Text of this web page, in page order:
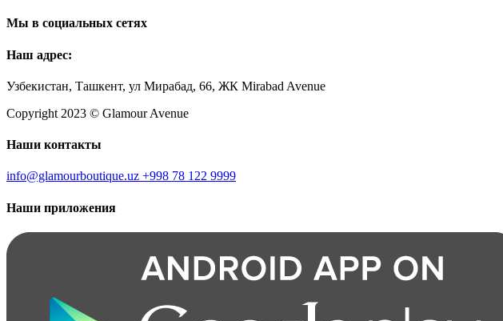
Мы в социальных сетях
Наш адрес:
Узбекистан, Ташкент, ул Мирабад, 66, ЖК Mirabad Avenue
Copyright 2023 © Glamour Avenue
Наши контакты
info@glamourboutique.uz +998 78 122 9999
Наши приложения